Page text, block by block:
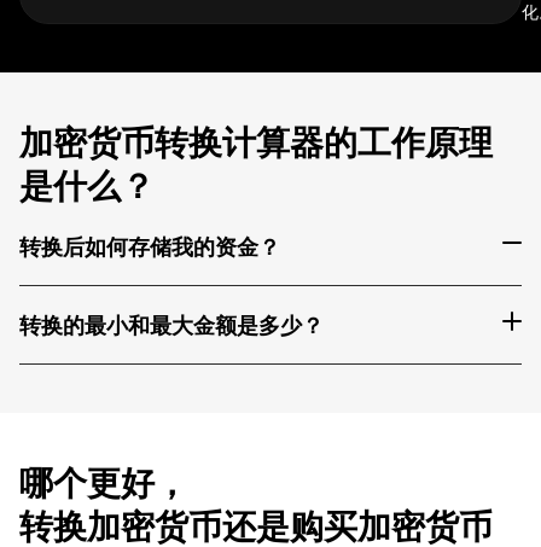
加密货币转换计算器的工作原理
是什么？
转换后如何存储我的资金？
转换的最小和最大金额是多少？
哪个更好，
转换加密货币还是购买加密货币